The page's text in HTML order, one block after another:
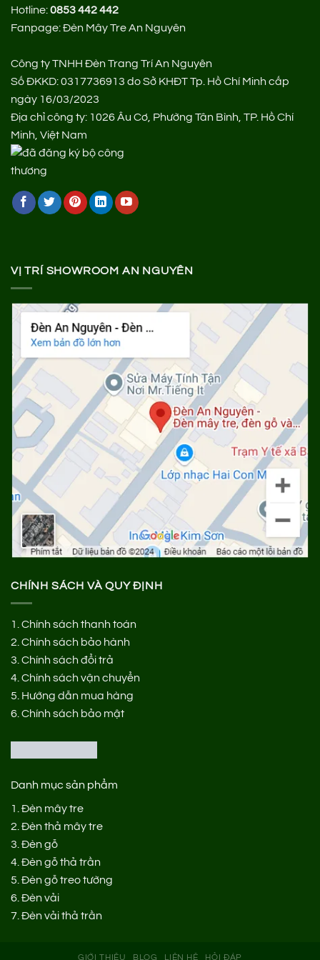
Hotline:0853 442 442
Fanpage:Đèn Mây Tre An Nguyên
Công ty TNHH Đèn Trang Trí An Nguyên
Số ĐKKD: 0317736913 do Sở KHĐT Tp. Hồ Chí Minh cấp
ngày 16/03/2023
Địa chỉ công ty: 1026 Âu Cơ, Phường Tân Bình, TP. Hồ Chí
Minh, Việt Nam
VỊ TRÍ SHOWROOM AN NGUYÊN
CHÍNH SÁCH VÀ QUY ĐỊNH
1. Chính sách thanh toán
2. Chính sách bảo hành
3. Chính sách đổi trả
4. Chính sách vận chuyển
5. Hướng dẫn mua hàng
6. Chính sách bảo mật
Danh mục sản phẩm
1. Đèn mây tre
2. Đèn thả mây tre
3. Đèn gỗ
4. Đèn gỗ thả trần
5. Đèn gỗ treo tường
6. Đèn vải
7. Đèn vải thả trần
GIỚI THIỆU BLOG LIÊN HỆ HỎI ĐÁP